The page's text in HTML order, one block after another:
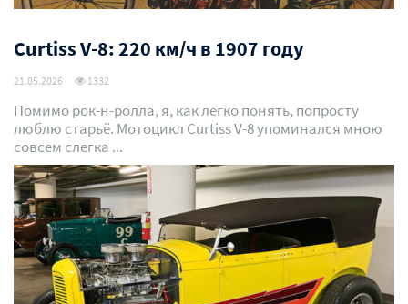
Curtiss V-8: 220 км/ч в 1907 году
21.05.2026 1332
Помимо рок-н-ролла, я, как легко понять, попросту
люблю старьё. Мотоцикл Curtiss V-8 упоминался мною
совсем слегка ...